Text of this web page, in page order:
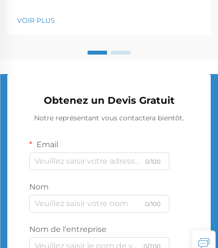
VOIR PLUS
Obtenez un Devis Gratuit
Notre représentant vous contactera bientôt.
Email
0/100
Nom
0/100
Nom de l'entreprise
0/200